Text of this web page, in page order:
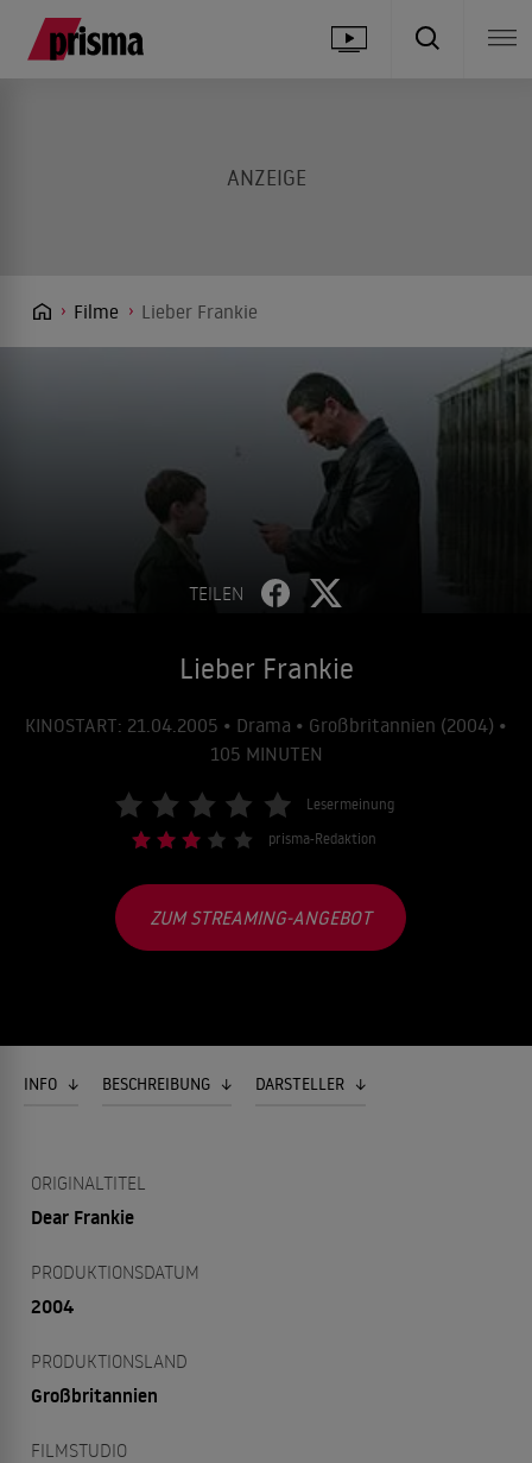
Filme Lieber Frankie
TEILEN
Lieber Frankie
KINOSTART: 21.04.2005 • Drama • Großbritannien (2004) •
105 MINUTEN
Lesermeinung
prisma-Redaktion
ZUM STREAMING-ANGEBOT
INFO BESCHREIBUNG DARSTELLER
ORIGINALTITEL
Dear Frankie
PRODUKTIONSDATUM
2004
PRODUKTIONSLAND
Großbritannien
FILMSTUDIO